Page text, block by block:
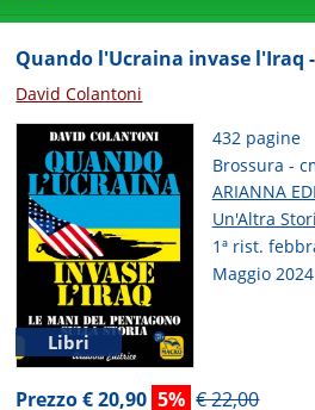
Quando l'Ucraina invase l'Iraq -
David Colantoni
Libri
432 pagine
Brossura -
ARIANNA
Un'Altra
1ª rist.
Maggio 2024
Prezzo € 20,90 5% € 22,00